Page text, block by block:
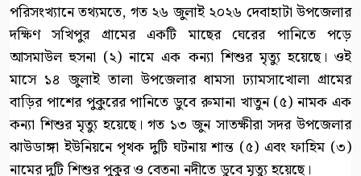
পরিসংখ্যানে তথ্যমতে, গত ২৬ জুলাই ২০২৬ দেবাহাটা উপজেলার
দক্ষিণ সখিপুর গ্রামের একটি মাছের ঘেরের পানিতে পড়ে
আসমাউল হুসনা (২) নামে এক কন্যা শিশুর মৃত্যু হয়েছে। ওই
মাসে ১৪ জুলাই তালা উপজেলার ধামসা ঢ্যামসাখোলা গ্রামের
বাড়ির পাশের পুকুরের পানিতে ডুবে রুমানা খাতুন (৫) নামক এক
কন্যা শিশুর মৃত্যু হয়েছে। গত ১৩ জুন সাতক্ষীরা সদর উপজেলার
ঝাউডাঙ্গা ইউনিয়নে পৃথক দুটি ঘটনায় শান্ত (৫) এবং ফাহিম (৩)
নামের দুটি শিশুর পুকুর ও বেতনা নদীতে ডুবে মৃত্যু হয়েছে।